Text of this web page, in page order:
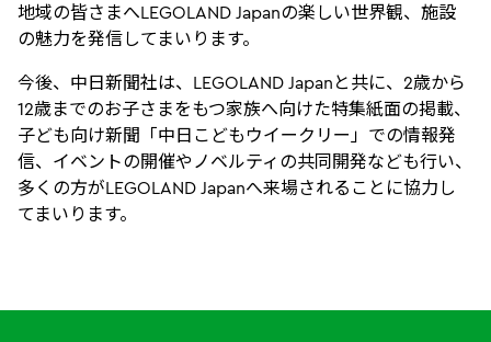
地域の皆さまへLEGOLAND Japanの楽しい世界観、施設
の魅力を発信してまいります。
今後、中日新聞社は、LEGOLAND Japanと共に、2歳から
12歳までのお子さまをもつ家族へ向けた特集紙面の掲載、
子ども向け新聞「中日こどもウイークリー」での情報発
信、イベントの開催やノベルティの共同開発なども行い、
多くの方がLEGOLAND Japanへ来場されることに協力し
てまいります。